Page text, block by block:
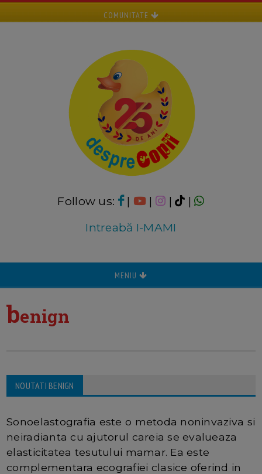
COMUNITATE
Follow us: | | |
|
Intreabă I-MAMI
MENIU
benign
NOUTATI BENIGN Sonoelastografia
Sonoelastografia este o metoda noninvaziva si
neiradianta cu ajutorul careia se evalueaza
elasticitatea tesutului mamar. Ea este
complementara ecografiei clasice oferind in